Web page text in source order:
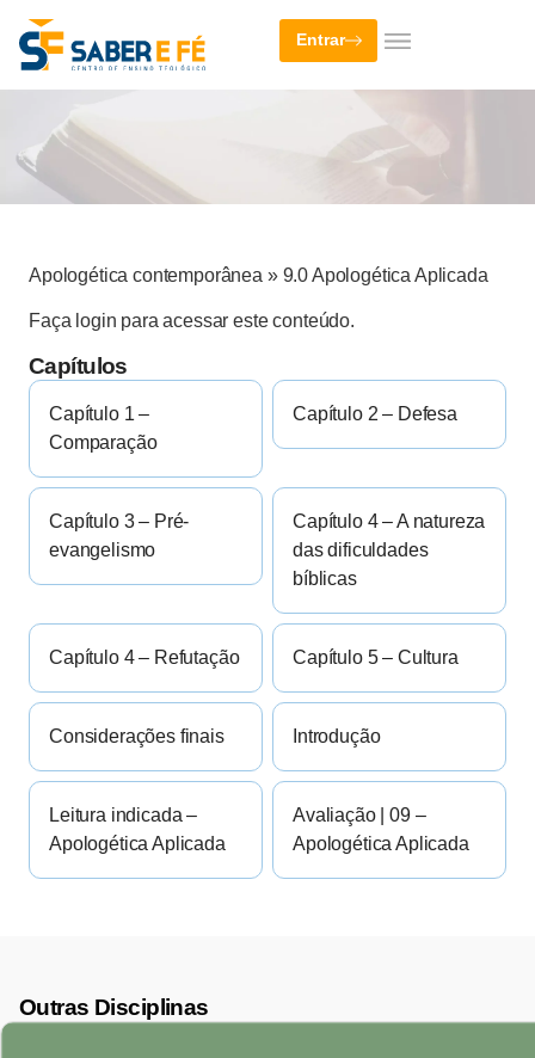
Entrar
Apologética contemporânea » 9.0 Apologética Aplicada
Faça login para acessar este conteúdo.
Capítulos
Capítulo 1 –
Comparação
Capítulo 2 – Defesa
Capítulo 3 – Pré-
evangelismo
Capítulo 4 – A natureza
das dificuldades
bíblicas
Capítulo 4 – Refutação Capítulo 5 – Cultura
Considerações finais Introdução
Leitura indicada –
Apologética Aplicada
Avaliação | 09 –
Apologética Aplicada
Outras Disciplinas